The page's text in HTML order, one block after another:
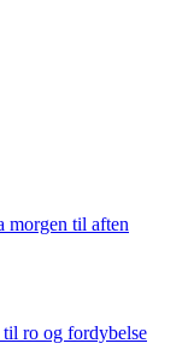
morgen til aften
ro og fordybelse